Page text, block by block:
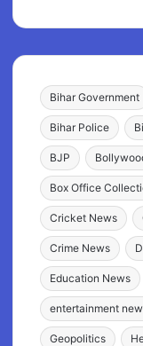
Bihar Government
Bihar Police
BJP
Box Office
Cricket News
Crime News
Education News
entertainment
Geopolitics